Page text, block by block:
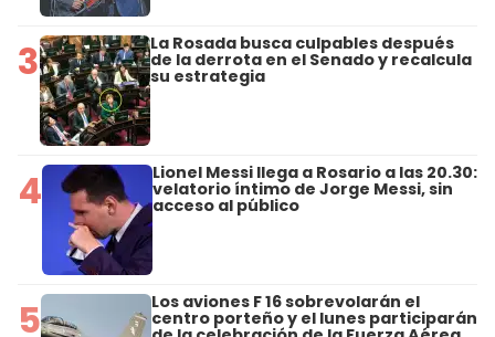
3 La Rosada busca culpables después
de la derrota en el Senado y recalcula
su estrategia
4 Lionel Messi llega a Rosario a las 20.30:
velatorio íntimo de Jorge Messi, sin
acceso al público
5 Los aviones F 16 sobrevolarán el
centro porteño y el lunes participarán